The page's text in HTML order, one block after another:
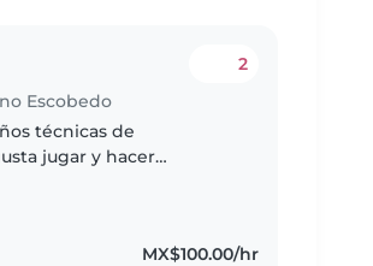
Escobedo
2
técnicas de
jugar y hacer
MX$100.00/hr